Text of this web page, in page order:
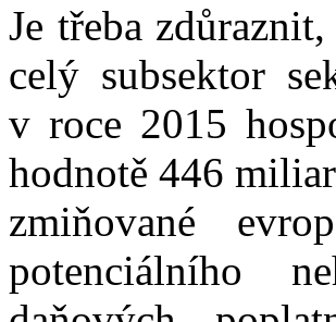
Je třeba
celý subsektor
v roce 2015
hodnotě 446
zmiňované
potenciálního